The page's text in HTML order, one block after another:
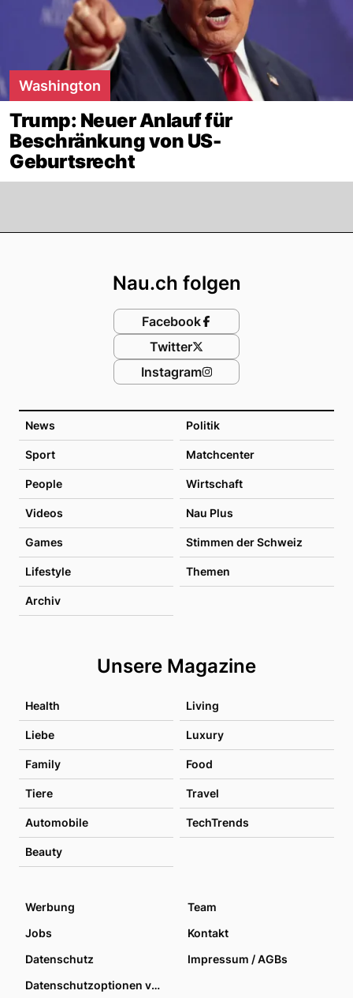
Washington
Trump: Neuer Anlauf für
Beschränkung von US-
Geburtsrecht
News Politik
Sport Matchcenter
People Wirtschaft
Videos Nau Plus
Games Stimmen der Schweiz
Lifestyle Themen
Archiv
Unsere Magazine
Health Living
Liebe Luxury
Family Food
Tiere Travel
Automobile TechTrends
Beauty
Nau.ch folgen
Facebook
Twitter
Instagram
Werbung
Team
Jobs
Kontakt
Datenschutz
Impressum / AGBs
Datenschutzoptionen verwalten